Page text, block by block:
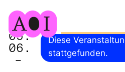
Diese
stattgefunden.
05.
06.
–